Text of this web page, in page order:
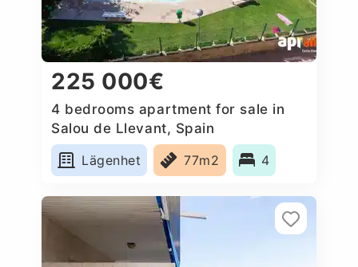
225 000€
4 bedrooms apartment for sale in
Salou de Llevant, Spain
Lägenhet
77m2 4